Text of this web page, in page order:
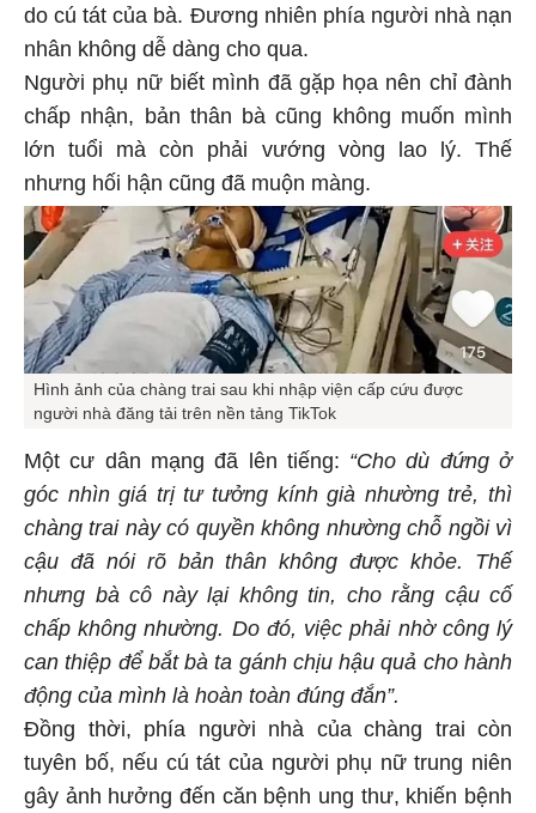
do cú tát của bà. Đương nhiên phía người nhà nạn
nhân không dễ dàng cho qua.
Người phụ nữ biết mình đã gặp họa nên chỉ đành
chấp nhận, bản thân bà cũng không muốn mình
lớn tuổi mà còn phải vướng vòng lao lý. Thế
nhưng hối hận cũng đã muộn màng.
Hình ảnh của chàng trai sau khi nhập viện cấp cứu được
người nhà đăng tải trên nền tảng TikTok
Một cư dân mạng đã lên tiếng: “Cho dù đứng ở
góc nhìn giá trị tư tưởng kính già nhường trẻ, thì
chàng trai này có quyền không nhường chỗ ngồi vì
cậu đã nói rõ bản thân không được khỏe. Thế
nhưng bà cô này lại không tin, cho rằng cậu cố
chấp không nhường. Do đó, việc phải nhờ công lý
can thiệp để bắt bà ta gánh chịu hậu quả cho hành
động của mình là hoàn toàn đúng đắn”.
Đồng thời, phía người nhà của chàng trai còn
tuyên bố, nếu cú tát của người phụ nữ trung niên
gây ảnh hưởng đến căn bệnh ung thư, khiến bệnh